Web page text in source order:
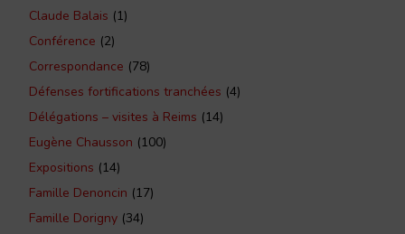
Claude Balais (1)
Conférence (2)
Correspondance (78)
Défenses fortifications tranchées (4)
Délégations – visites à Reims (14)
Eugène Chausson (100)
Expositions (14)
Famille Denoncin (17)
Famille Dorigny (34)